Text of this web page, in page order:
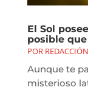
El Sol
posible
POR
Aunque te
misterioso